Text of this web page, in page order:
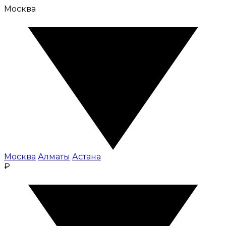
Москва
Москва Алматы Астана
₽